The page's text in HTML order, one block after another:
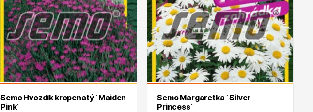
Semo Hvozdík kropenatý ´Maiden
Pink´
Semo Margaretka ´Silver
Princess´